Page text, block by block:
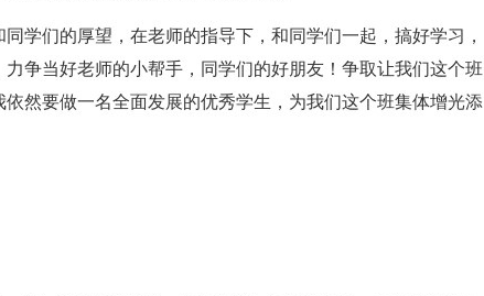
学们的厚望，在老师的指导下，和同学们一起，搞好学习，
争当好老师的小帮手，同学们的好朋友！争取让我们这个班
然要做一名全面发展的优秀学生，为我们这个班集体增光添